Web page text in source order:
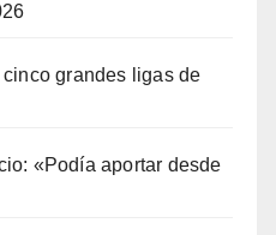
grandes ligas de
«Podía aportar desde